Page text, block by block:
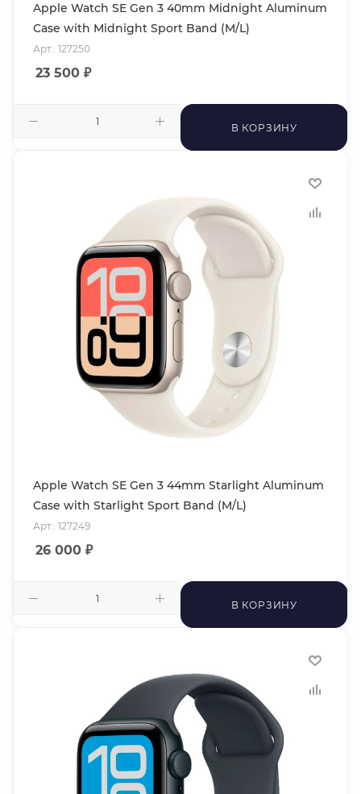
Apple Watch SE Gen 3 40mm Midnight Aluminum
Case with Midnight Sport Band (M/L)
Арт.: 127250
23 500 ₽
В КОРЗИНУ
Apple Watch SE Gen 3 44mm Starlight Aluminum
Case with Starlight Sport Band (M/L)
Арт.: 127249
26 000 ₽
В КОРЗИНУ